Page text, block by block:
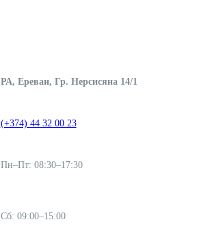
РА, Ереван, Гр. Нерсисяна 14/1
(+374) 44 32 00 23
Пн–Пт: 08:30–17:30
Сб: 09:00–15:00